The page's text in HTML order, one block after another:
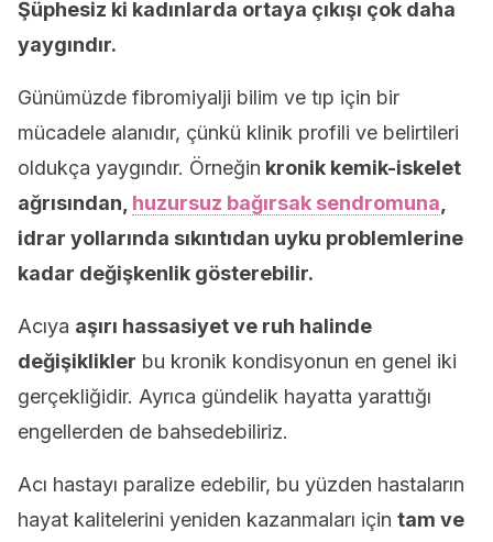
Şüphesiz ki kadınlarda ortaya çıkışı çok daha
yaygındır.
Günümüzde fibromiyalji bilim ve tıp için bir
mücadele alanıdır, çünkü klinik profili ve belirtileri
oldukça yaygındır. Örneğin kronik kemik-iskelet
ağrısından, huzursuz bağırsak sendromuna
idrar yollarında sıkıntıdan uyku problemlerine
kadar değişkenlik gösterebilir.
Acıya aşırı hassasiyet ve ruh halinde
değişiklikler bu kronik kondisyonun en genel iki
gerçekliğidir. Ayrıca gündelik hayatta yarattığı
engellerden de bahsedebiliriz.
Acı hastayı paralize edebilir, bu yüzden hastaların
hayat kalitelerini yeniden kazanmaları için tam ve